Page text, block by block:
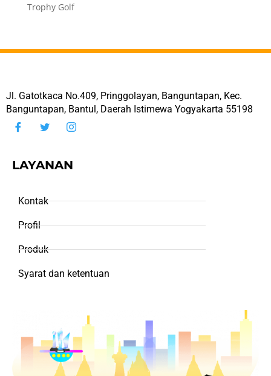
Trophy Golf
Jl. Gatotkaca No.409, Pringgolayan, Banguntapan, Kec.
Banguntapan, Bantul, Daerah Istimewa Yogyakarta 55198
LAYANAN
Kontak
Profil
Produk
Syarat dan ketentuan